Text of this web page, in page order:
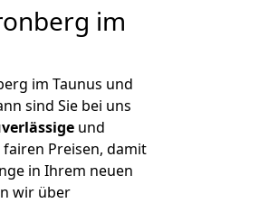
im
im Taunus und
sind Sie bei uns
und
fairen Preisen, damit
in Ihrem neuen
wir über